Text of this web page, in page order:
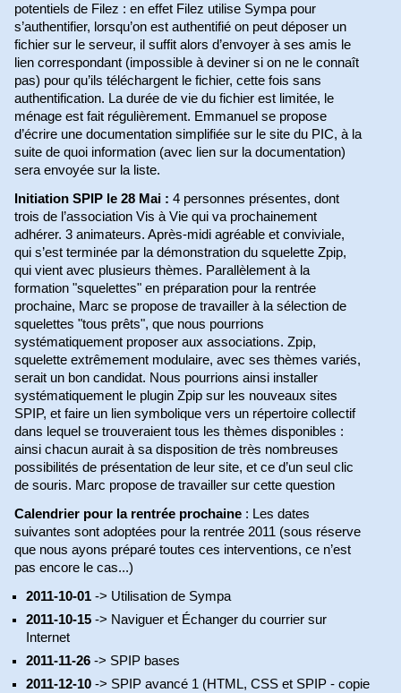
potentiels de Filez : en effet Filez utilise Sympa pour
s’authentifier, lorsqu’on est authentifié on peut déposer un
fichier sur le serveur, il suffit alors d’envoyer à ses amis le
lien correspondant (impossible à deviner si on ne le connaît
pas) pour qu’ils téléchargent le fichier, cette fois sans
authentification. La durée de vie du fichier est limitée, le
ménage est fait régulièrement. Emmanuel se propose
d’écrire une documentation simplifiée sur le site du PIC, à la
suite de quoi information (avec lien sur la documentation)
sera envoyée sur la liste.
Initiation SPIP le 28 Mai : 4 personnes présentes, dont
trois de l’association Vis à Vie qui va prochainement
adhérer. 3 animateurs. Après-midi agréable et conviviale,
qui s’est terminée par la démonstration du squelette Zpip,
qui vient avec plusieurs thèmes. Parallèlement à la
formation "squelettes" en préparation pour la rentrée
prochaine, Marc se propose de travailler à la sélection de
squelettes "tous prêts", que nous pourrions
systématiquement proposer aux associations. Zpip,
squelette extrêmement modulaire, avec ses thèmes variés,
serait un bon candidat. Nous pourrions ainsi installer
systématiquement le plugin Zpip sur les nouveaux sites
SPIP, et faire un lien symbolique vers un répertoire collectif
dans lequel se trouveraient tous les thèmes disponibles :
ainsi chacun aurait à sa disposition de très nombreuses
possibilités de présentation de leur site, et ce d’un seul clic
de souris. Marc propose de travailler sur cette question
Calendrier pour la rentrée prochaine : Les dates
suivantes sont adoptées pour la rentrée 2011 (sous réserve
que nous ayons préparé toutes ces interventions, ce n’est
pas encore le cas...)
2011-10-01 -> Utilisation de Sympa
2011-10-15 -> Naviguer et Échanger du courrier sur
Internet
2011-11-26 -> SPIP bases
2011-12-10 -> SPIP avancé 1 (HTML, CSS et SPIP - copie